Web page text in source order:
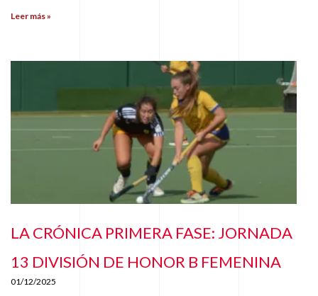
Leer más »
LA CRÓNICA PRIMERA FASE: JORNADA
13 DIVISIÓN DE HONOR B FEMENINA
01/12/2025